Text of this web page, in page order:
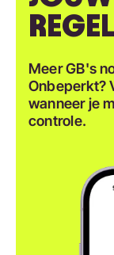
Meer GB's
Onbeperkt?
wanneer je
controle.